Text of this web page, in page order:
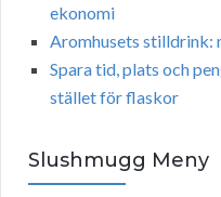
ekonomi
Aromhusets stilldrink:
Spara tid, plats och
stället för flaskor
Slushmugg Meny